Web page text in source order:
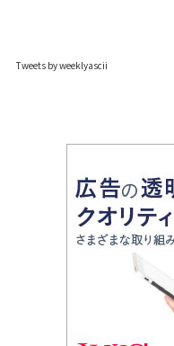
Tweets by weeklyascii